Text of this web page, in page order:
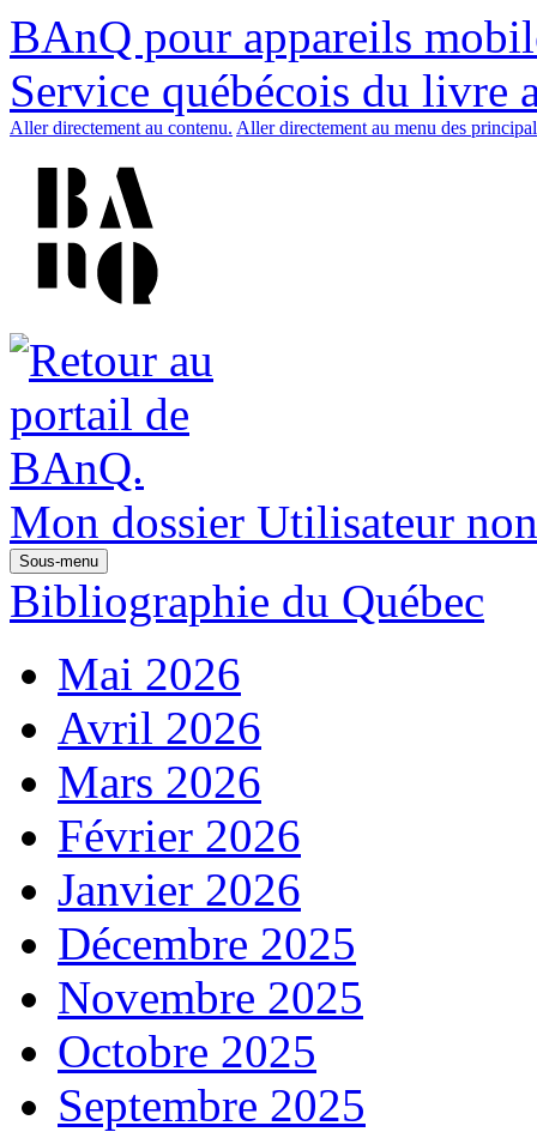
BAnQ pour appareils
Service québécois du livre
Aller directement au contenu. Aller directement au menu des
Mon dossier Utilisateur
Sous-menu
Bibliographie du Québec
Mai 2026
Avril 2026
Mars 2026
Février 2026
Janvier 2026
Décembre 2025
Novembre 2025
Octobre 2025
Septembre 2025